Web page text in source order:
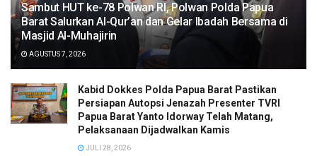
Sambut HUT ke-78 Polwan RI, Polwan Polda Papua
Barat Salurkan Al-Qur’an dan Gelar Ibadah Bersama di
Masjid Al-Muhajirin
AGUSTUS 7, 2026
Kabid Dokkes Polda Papua Barat Pastikan
Persiapan Autopsi Jenazah Presenter TVRI
Papua Barat Yanto Idorway Telah Matang,
Pelaksanaan Dijadwalkan Kamis
JULI 28, 2026